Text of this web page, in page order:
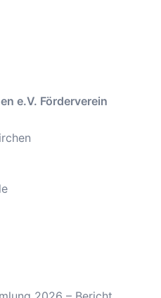
e.V. Förderverein